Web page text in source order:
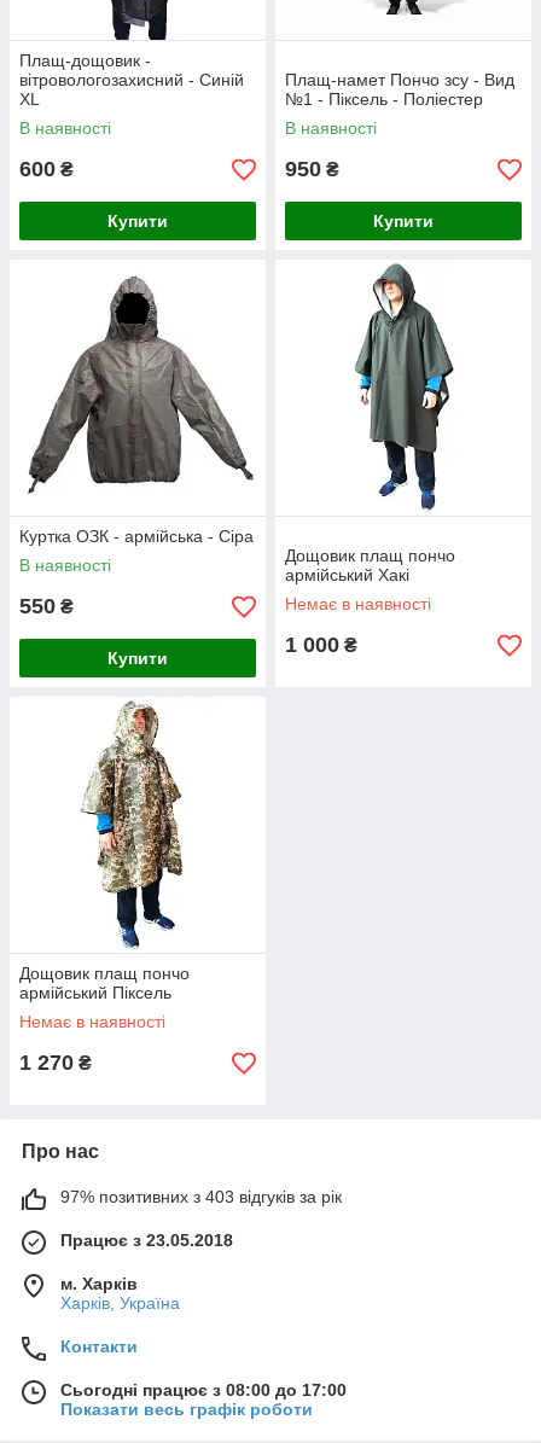
Плащ-дощовик -
вітровологозахисний - Синій
XL
В наявності
600 ₴
Купити
Плащ-намет Пончо зсу - Вид
№1 - Піксель - Поліестер
В наявності
950 ₴
Купити
Куртка ОЗК - армійська - Сіра
В наявності
550 ₴
Купити
Дощовик плащ пончо
армійський Хакі
Немає в наявності
1 000 ₴
Дощовик плащ пончо
армійський Піксель
Немає в наявності
1 270 ₴
Про нас
97% позитивних з 403 відгуків за рік
Працює з 23.05.2018
м. Харків
Харків, Україна
Контакти
Сьогодні працює з 08:00 до 17:00
Показати весь графік роботи